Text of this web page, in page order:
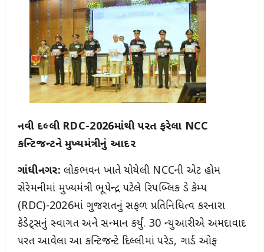
નવી દિલ્લી RDC-2026માંથી પરત ફરેલા NCC
કન્ટિજન્ટને મુખ્યમંત્રીનું આદર
ગાંધીનગર: લોકભવન ખાતે યોજાયેલી NCCની એટ હોમ
સેરેમનીમાં મુખ્યમંત્રી ભૂપેન્દ્ર પટેલે રિપબ્લિક ડે કેમ્પ
(RDC)-2026માં ગુજરાતનું સફળ પ્રતિનિધિત્વ કરનારા
કેડેટ્સનું સ્વાગત અને સન્માન કર્યું. 30 જાન્યુઆરીએ અમદાવાદ
પરત આવેલા આ કન્ટિજન્ટે દિલ્લીમાં પરેડ, ગાર્ડ ઓફ